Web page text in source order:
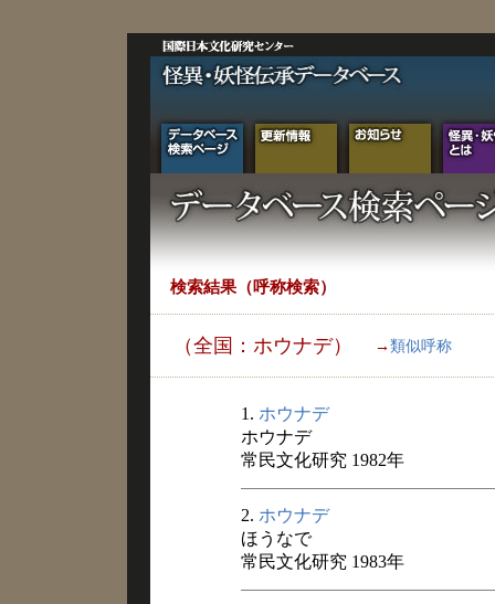
検索結果（呼称検索）
（全国：ホウナデ） → 類似呼称
1. ホウナデ
ホウナデ
常民文化研究 1982年
2. ホウナデ
ほうなで
常民文化研究 1983年